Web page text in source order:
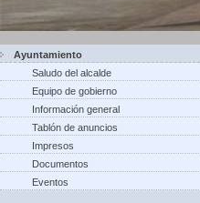
Ayuntamiento
Saludo del alcalde
Equipo de gobierno
Información general
Tablón de anuncios
Impresos
Documentos
Eventos